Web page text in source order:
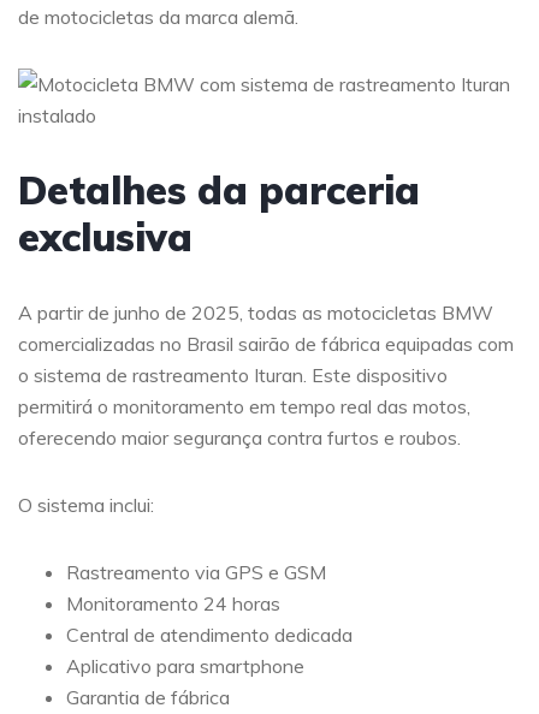
de motocicletas da marca alemã.
Detalhes da parceria
exclusiva
A partir de junho de 2025, todas as motocicletas BMW
comercializadas no Brasil sairão de fábrica equipadas com
o sistema de rastreamento Ituran. Este dispositivo
permitirá o monitoramento em tempo real das motos,
oferecendo maior segurança contra furtos e roubos.
O sistema inclui:
Rastreamento via GPS e GSM
Monitoramento 24 horas
Central de atendimento dedicada
Aplicativo para smartphone
Garantia de fábrica